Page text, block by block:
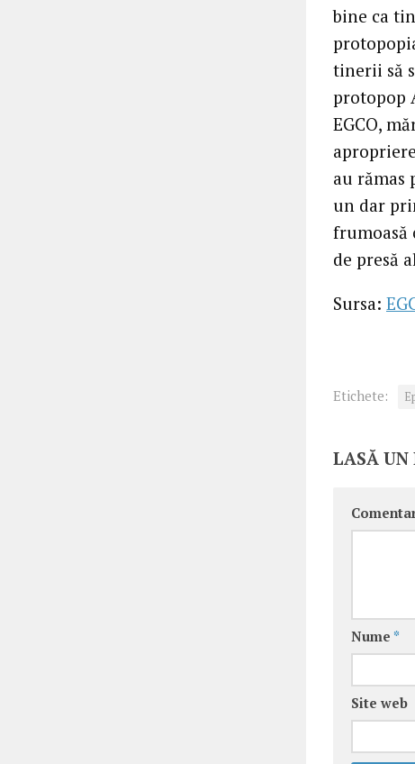
bine ca
tinerii să
protopop
EGCO,
au rămas
un dar
frumoasă
de presă
Sursa:
Etichete:
LASĂ UN
Nume *
Site web